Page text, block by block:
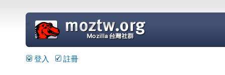
=
登入 註冊